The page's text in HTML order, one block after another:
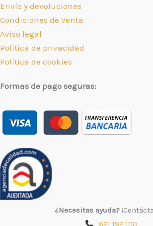
Envío y devoluciones
Condiciones de Venta
Aviso legal
Política de privacidad
Política de cookies
Formas de pago seguras:
¿Necesitas ayuda?
621 192 100